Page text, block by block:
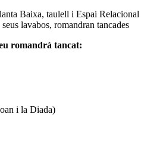
Baixa, taulell i Espai Relacional
lavabos, romandran tancades
romandrà tancat:
i la Diada)